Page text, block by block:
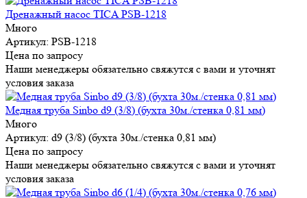
Дренажный насос TICA PSB-1218
Много
Артикул: PSB-1218
Цена по запросу
Наши менеджеры обязательно свяжутся с вами и уточнят
условия заказа
Медная труба Sinbo d9 (3/8) (бухта 30м./стенка 0,81 мм)
Много
Артикул: d9 (3/8) (бухта 30м./стенка 0,81 мм)
Цена по запросу
Наши менеджеры обязательно свяжутся с вами и уточнят
условия заказа